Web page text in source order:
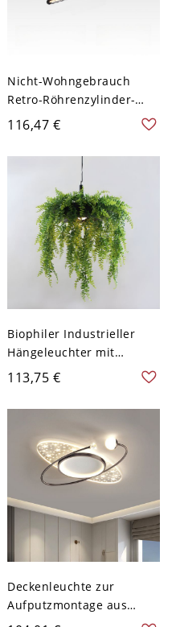
Nicht-Wohngebrauch
Retro-Röhrenzylinder-
Insel-Küchenpendel mit
Kette, Schwarz, 110V-120V,
Warmlicht, 4,5"
116,47 €
Biophiler Industrieller
Hängeleuchter mit
Kunstpflanzen und
mattschwarzem Finish -
Design 1 110V-120V
113,75 €
Deckenleuchte zur
Aufputzmontage aus
Metall in Gold/Schwarz